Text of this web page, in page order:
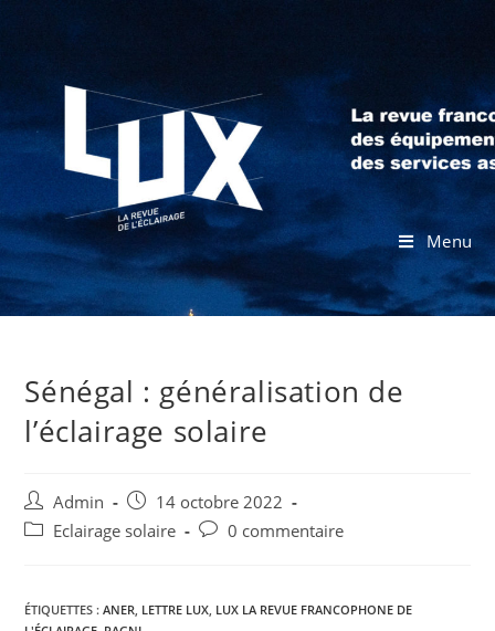
Menu
Sénégal : généralisation de
l’éclairage solaire
Admin
14 octobre 2022
Eclairage solaire
0 commentaire
ÉTIQUETTES :ANER, LETTRE LUX, LUX LA REVUE FRANCOPHONE DE